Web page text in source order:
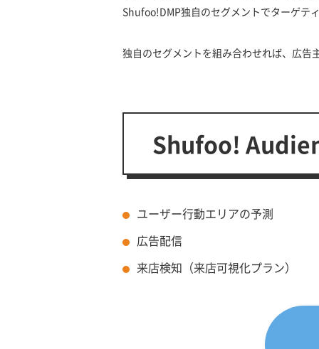
Shufoo!DMP独自のセグメントでターゲテ
独自のセグメントを組み合わせれば、広告
Shufoo!
ユーザー行動エリアの予測
広告配信
来店検知（来店可視化プラン）